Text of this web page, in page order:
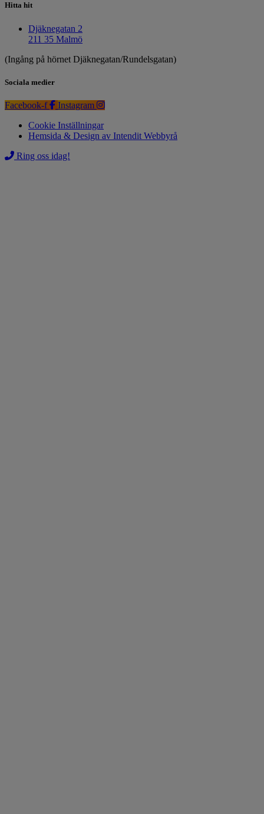
Hitta hit
Djäknegatan 2
211 35 Malmö
(Ingång på hörnet Djäknegatan/Rundelsgatan)
Sociala medier
Facebook-f
Instagram
Cookie Inställningar
Hemsida & Design av Intendit Webbyrå
Ring oss idag!